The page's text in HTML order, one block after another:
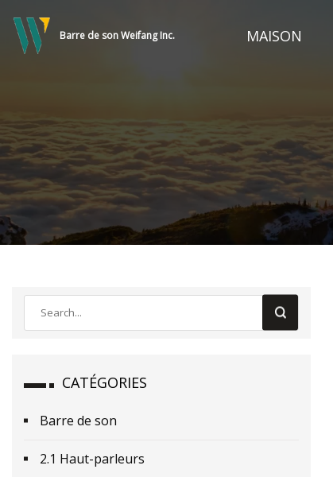
Barre de son Weifang Inc. MAISON
CATÉGORIES
Barre de son
2.1 Haut-parleurs